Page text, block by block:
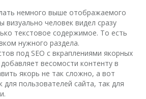
немного выше отображаемого
визуально человек видел сразу
текстовое содержимое. То есть
нужного раздела.
под SEO c вкраплениями якорных
весомости контенту в
якорь не так сложно, а вот
пользователей сайта, так для